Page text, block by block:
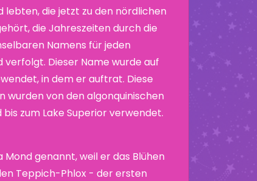
lebten, die jetzt zu den nördlichen
die Jahreszeiten durch die
Namens für jeden
Dieser Name wurde auf
in dem er auftrat. Diese
wurden von den algonquinischen
zum Lake Superior verwendet.
Mond genannt, weil er das Blühen
Teppich-Phlox - der ersten